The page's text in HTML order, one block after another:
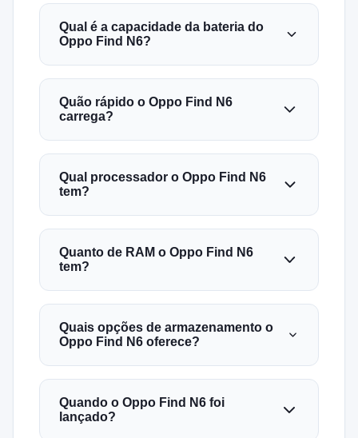
Qual é a capacidade da bateria do
Oppo Find N6?
Quão rápido o Oppo Find N6
carrega?
Qual processador o Oppo Find N6
tem?
Quanto de RAM o Oppo Find N6
tem?
Quais opções de armazenamento o
Oppo Find N6 oferece?
Quando o Oppo Find N6 foi
lançado?